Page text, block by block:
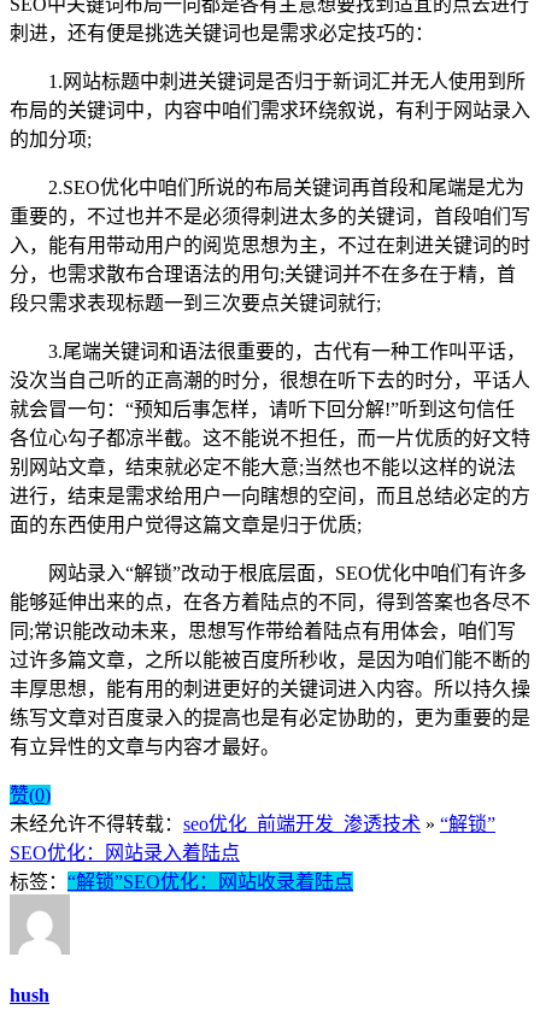
刺进，还有便是挑选关键词也是需求必定技巧的：
1.网站标题中刺进关键词是否归于新词汇并无人使用到所
布局的关键词中，内容中咱们需求环绕叙说，有利于网站录入
的加分项;
2.SEO优化中咱们所说的布局关键词再首段和尾端是尤为
重要的，不过也并不是必须得刺进太多的关键词，首段咱们写
入，能有用带动用户的阅览思想为主，不过在刺进关键词的时
分，也需求散布合理语法的用句;关键词并不在多在于精，首
段只需求表现标题一到三次要点关键词就行;
3.尾端关键词和语法很重要的，古代有一种工作叫平话，
没次当自己听的正高潮的时分，很想在听下去的时分，平话人
就会冒一句：“预知后事怎样，请听下回分解!”听到这句信任
各位心勾子都凉半截。这不能说不担任，而一片优质的好文特
别网站文章，结束就必定不能大意;当然也不能以这样的说法
进行，结束是需求给用户一向瞎想的空间，而且总结必定的方
面的东西使用户觉得这篇文章是归于优质;
网站录入“解锁”改动于根底层面，SEO优化中咱们有许多
能够延伸出来的点，在各方着陆点的不同，得到答案也各尽不
同;常识能改动未来，思想写作带给着陆点有用体会，咱们写
过许多篇文章，之所以能被百度所秒收，是因为咱们能不断的
丰厚思想，能有用的刺进更好的关键词进入内容。所以持久操
练写文章对百度录入的提高也是有必定协助的，更为重要的是
有立异性的文章与内容才最好。
赞(0)
未经允许不得转载： seo优化_前端开发_渗透技术 » “解锁”
SEO优化：网站录入着陆点
标签： “解锁”SEO优化：网站收录着陆点
hush